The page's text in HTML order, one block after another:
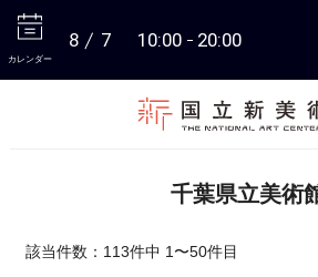
カレンダー
8 7 10:00 20:00
千葉県立美術
該当件数：113件中 1〜50件目